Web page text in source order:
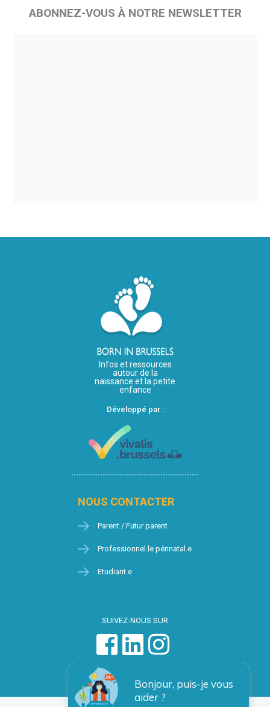
ABONNEZ-VOUS À NOTRE NEWSLETTER
Infos et ressources
autour de la
naissance et la petite
enfance
Développé par :
NOUS CONTACTER
Parent / Futur parent
Professionnel.le périnatal.e
Etudiant.e
SUIVEZ-NOUS SUR
Bonjour, puis-je vous
aider ?